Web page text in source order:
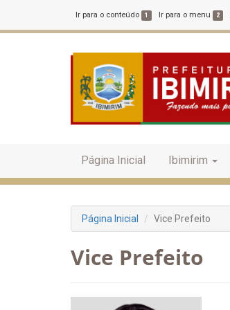
Ir para o conteúdo 1 Ir para o menu 2
Página Inicial Ibimirim
Página Inicial Vice Prefeito
Vice Prefeito